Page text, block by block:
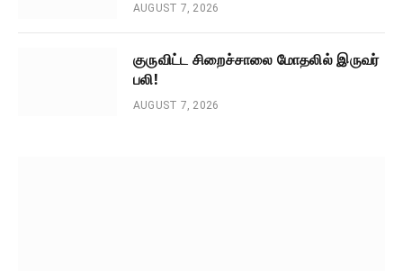
AUGUST 7, 2026
குருவிட்ட சிறைச்சாலை மோதலில் இருவர்
பலி!
AUGUST 7, 2026